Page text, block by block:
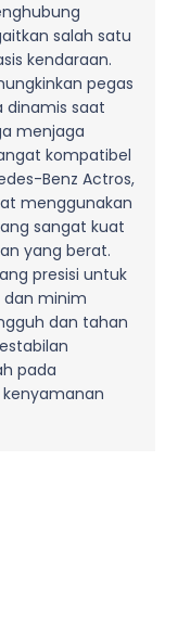
salah satu
kendaraan.
pegas
saat
menjaga
kompatibel
Benz Actros,
menggunakan
sangat kuat
yang berat.
presisi untuk
dan minim
dan tahan
pada